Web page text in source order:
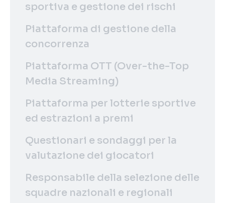
sportiva e gestione dei rischi
Piattaforma di gestione della
concorrenza
Piattaforma OTT (Over-the-Top
Media Streaming)
Piattaforma per lotterie sportive
ed estrazioni a premi
Questionari e sondaggi per la
valutazione dei giocatori
Responsabile della selezione delle
squadre nazionali e regionali